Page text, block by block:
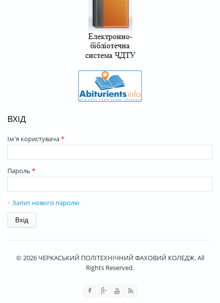
ВХІД
Ім'я користувача*
Пароль *
Запит нового паролю
© 2026 ЧЕРКАСЬКИЙ ПОЛІТЕХНІЧНИЙ ФАХОВИЙ КОЛЕДЖ. All
Rights Reserved.